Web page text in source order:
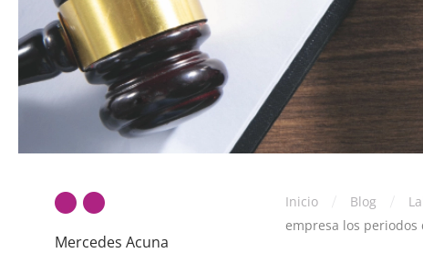
Mercedes Acuna
Inicio Blog
empresa los periodos